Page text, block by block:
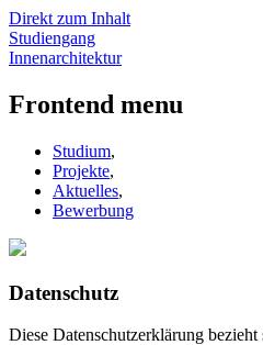
Direkt zum Inhalt
Studiengang
Innenarchitektur
Frontend menu
Studium,
Projekte,
Aktuelles,
Bewerbung
Datenschutz
Diese Datenschutzerklärung